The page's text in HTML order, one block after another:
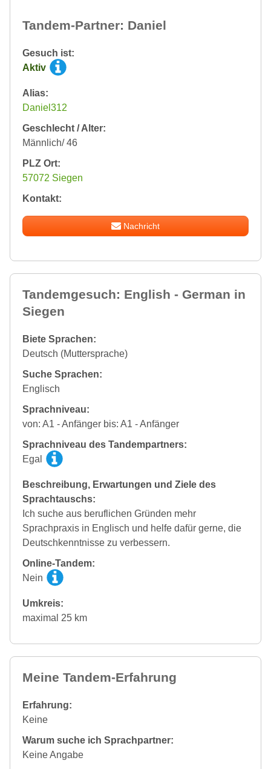
Tandem-Partner: Daniel
Gesuch ist:
Aktiv
Alias:
Daniel312
Geschlecht / Alter:
Männlich/ 46
PLZ Ort:
57072 Siegen
Kontakt:
Nachricht
Tandemgesuch: English - German in
Siegen
Biete Sprachen:
Deutsch (Muttersprache)
Suche Sprachen:
Englisch
Sprachniveau:
von: A1 - Anfänger bis: A1 - Anfänger
Sprachniveau des Tandempartners:
Egal
Beschreibung, Erwartungen und Ziele des
Sprachtauschs:
Ich suche aus beruflichen Gründen mehr
Sprachpraxis in Englisch und helfe dafür gerne, die
Deutschkenntnisse zu verbessern.
Online-Tandem:
Nein
Umkreis:
maximal 25 km
Meine Tandem-Erfahrung
Erfahrung:
Keine
Warum suche ich Sprachpartner:
Keine Angabe